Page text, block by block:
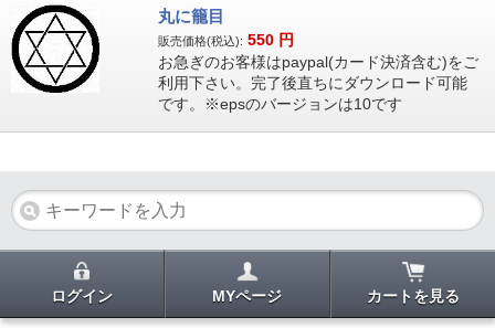
丸に籠目
販売価格(税込): 550 円
お急ぎのお客様はpaypal(カード決済含む)をご
利用下さい。完了後直ちにダウンロード可能
です。※epsのバージョンは10です
ログイン MYページ カートを見る